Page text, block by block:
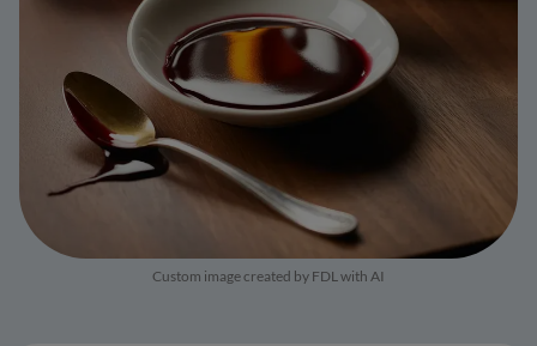
Custom image created by FDL with AI